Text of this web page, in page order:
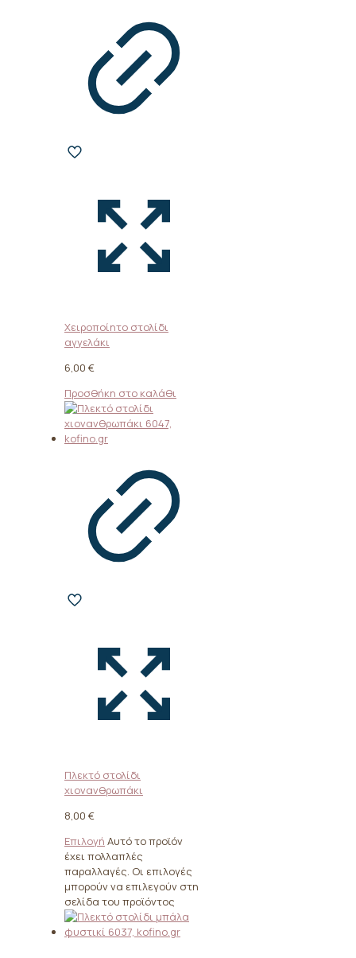
Χειροποίητο στολίδι
αγγελάκι
6,00 €
Προσθήκη στο καλάθι
Πλεκτό στολίδι
χιονανθρωπάκι
8,00 €
Επιλογή Αυτό το προϊόν
έχει πολλαπλές
παραλλαγές. Οι επιλογές
μπορούν να επιλεγούν στη
σελίδα του προϊόντος